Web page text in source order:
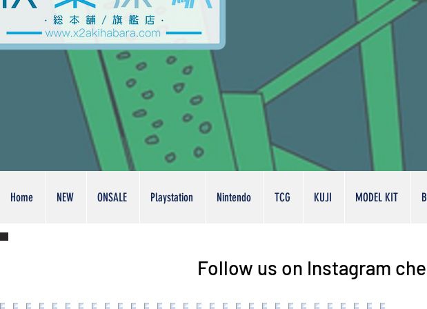
Home NEW ONSALE Playstation Nintendo TCG KUJI MODEL KIT
Follow us on Instagram